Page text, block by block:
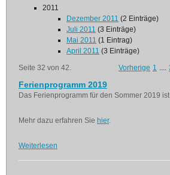
2011
Dezember 2011 (2 Einträge)
Juli 2011 (3 Einträge)
Mai 2011 (1 Eintrag)
April 2011 (3 Einträge)
Seite 32 von 42.
Vorherige 1 ....
Ferienprogramm 2019
Das Ferienprogramm für den Sommer 2019
Mehr dazu erfahren Sie hier.
Weiterlesen